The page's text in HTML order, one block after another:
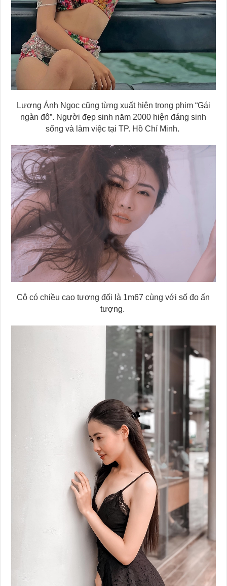
Lương Ánh Ngọc cũng từng xuất hiện trong phim “Gái
ngàn đô”. Người đẹp sinh năm 2000 hiện đáng sinh
sống và làm việc tại TP. Hồ Chí Minh.
Cô có chiều cao tương đối là 1m67 cùng với số đo ấn
tượng.